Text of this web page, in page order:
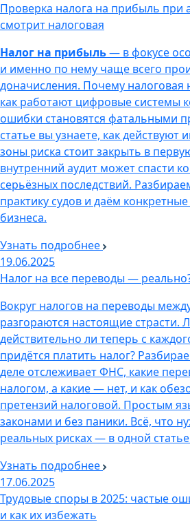
Проверка налога на прибыль при
смотрит налоговая
Налог на прибыль— в фокусе
и именно по нему чаще всего
доначисления. Почему налоговая
как работают цифровые системы
ошибки становятся фатальными
статье вы узнаете, как действуют
зоны риска стоит закрыть в
внутренний аудит может спасти
серьёзных последствий.
практику судов и даём
бизнеса.
Узнать подробнее
19.06.2025
Налог на все переводы —
Вокруг налогов на переводы
разгораются настоящие страсти.
действительно ли теперь с
придётся платить налог?
деле отслеживает ФНС, какие
налогом, а какие — нет, и как
претензий налоговой. Простым
законами и без паники. Всё, что
реальных рисках — в одной
Узнать подробнее
17.06.2025
Трудовые споры в 2025: частые
и как их избежать